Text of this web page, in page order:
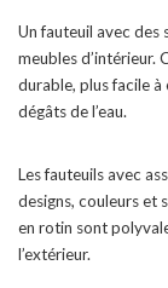
Un fauteuil avec des
meubles d’intérieur.
durable, plus facile
dégâts de l’eau.
Les fauteuils avec
designs, couleurs et
en rotin sont
l’extérieur.